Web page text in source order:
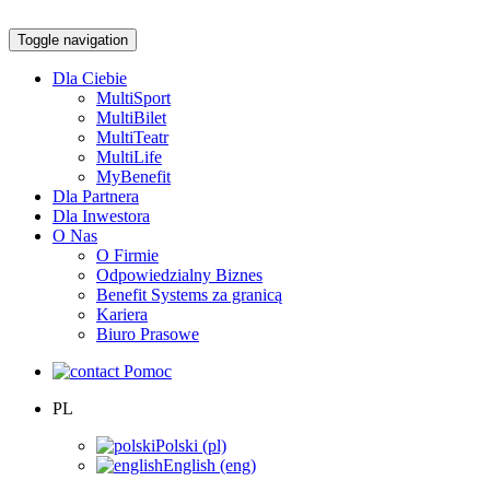
Toggle navigation
Dla Ciebie
MultiSport
MultiBilet
MultiTeatr
MultiLife
MyBenefit
Dla Partnera
Dla Inwestora
O Nas
O Firmie
Odpowiedzialny Biznes
Benefit Systems za granicą
Kariera
Biuro Prasowe
Pomoc
PL
Polski (pl)
English (eng)